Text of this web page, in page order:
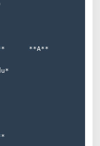
**A**